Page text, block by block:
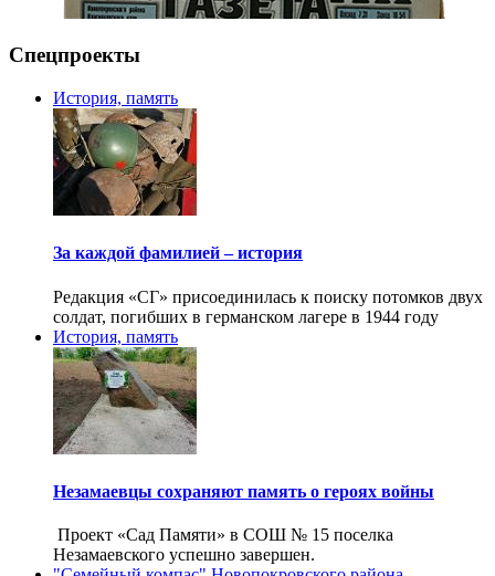
Спецпроекты
История, память
За каждой фамилией – история
Редакция «СГ» присоединилась к поиску потомков двух
солдат, погибших в германском лагере в 1944 году
История, память
Незамаевцы сохраняют память о героях войны
Проект «Сад Памяти» в СОШ № 15 поселка
Незамаевского успешно завершен.